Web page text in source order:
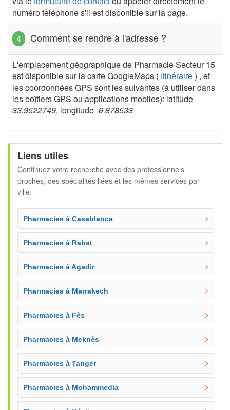
numéro téléphone s'il est disponible sur la page.
Comment se rendre à l'adresse ?
L'emplacement géographique de Pharmacie Secteur 15
est disponible sur la carte GoogleMaps ( Itinéraire ) , et
les coordonnées GPS sont les suivantes (à utiliser dans
les boîtiers GPS ou applications mobiles): latitude
33.9522749, longitude-6.878533
Liens utiles
Continuez votre recherche avec des professionnels
proches, des spécialités liées et les mêmes services par
ville.
Pharmacies à Casablanca
Pharmacies à Rabat
Pharmacies à Agadir
Pharmacies à Marrakech
Pharmacies à Fès
Pharmacies à Meknès
Pharmacies à Tanger
Pharmacies à Mohammedia